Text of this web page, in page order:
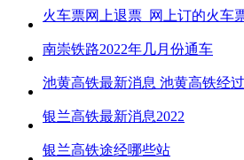
火车票网上退票_网上订的火车
南崇铁路2022年几月份通车
池黄高铁最新消息 池黄高铁经
银兰高铁最新消息2022
银兰高铁途经哪些站